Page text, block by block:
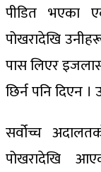
पीडित भएका
पोखरादेखि
पास लिएर
छिर्न पनि दिएन ।
सर्वोच्च
पोखरादेखि